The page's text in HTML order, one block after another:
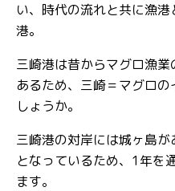
い、時代の流れと共に漁
港。
三崎港は昔からマグロ漁
あるため、三崎＝マグロ
しょうか。
三崎港の対岸には城ヶ島
となっているため、1年を
ます。